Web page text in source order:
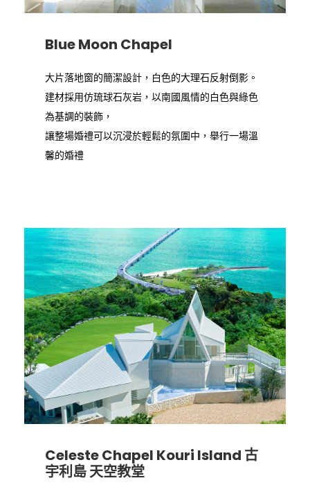
Blue Moon Chapel
大片落地窗的簡潔設計，白色的大理石反射倒影。
建材採用仿琉球石灰岩，以南國風情的白色與綠色
為基調的裝飾，
讓整場婚禮可以沉浸於輕鬆的氛圍中，舉行一場溫
馨的婚禮
Celeste Chapel Kouri Island 古
宇利島 天空教堂